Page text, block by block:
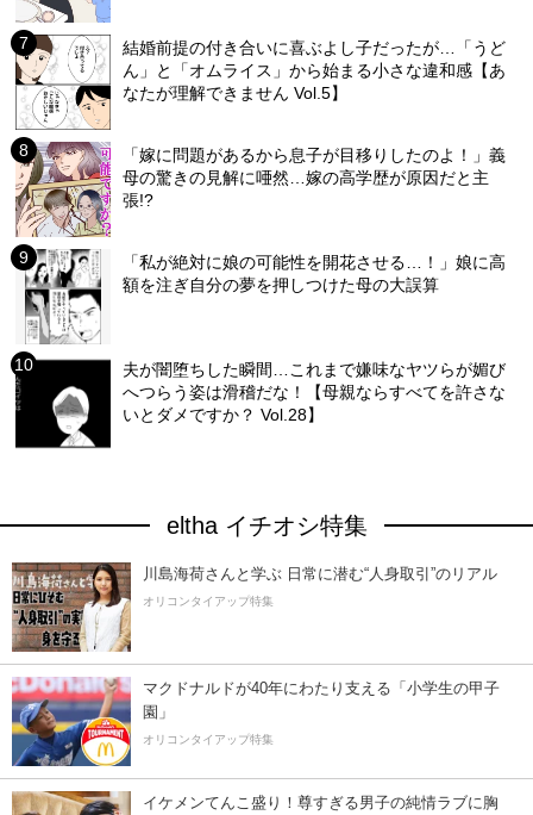
結婚前提の付き合いに喜ぶよし子だったが…「うど
ん」と「オムライス」から始まる小さな違和感【あ
なたが理解できません Vol.5】
「嫁に問題があるから息子が目移りしたのよ！」義
母の驚きの見解に唖然…嫁の高学歴が原因だと主
張!?
「私が絶対に娘の可能性を開花させる…！」娘に高
額を注ぎ自分の夢を押しつけた母の大誤算
夫が闇堕ちした瞬間…これまで嫌味なヤツらが媚び
へつらう姿は滑稽だな！【母親ならすべてを許さな
いとダメですか？ Vol.28】
eltha イチオシ特集
川島海荷さんと学ぶ 日常に潜む“人身取引”のリアル
オリコンタイアップ特集
マクドナルドが40年にわたり支える「小学生の甲子
園」
オリコンタイアップ特集
イケメンてんこ盛り！尊すぎる男子の純情ラブに胸